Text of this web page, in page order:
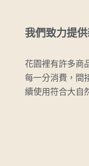
我們致力提
花園裡有許多商
每一分消費，間
續使用符合大自